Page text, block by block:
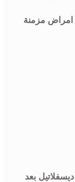
امراض مزمنة
الى 2 قرص ديسفلاتيل بعد